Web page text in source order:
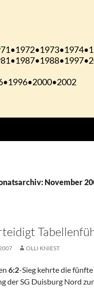
November
OLLI KNIEST
6:2-Sieg kehrte die
der SG Duisburg Nord